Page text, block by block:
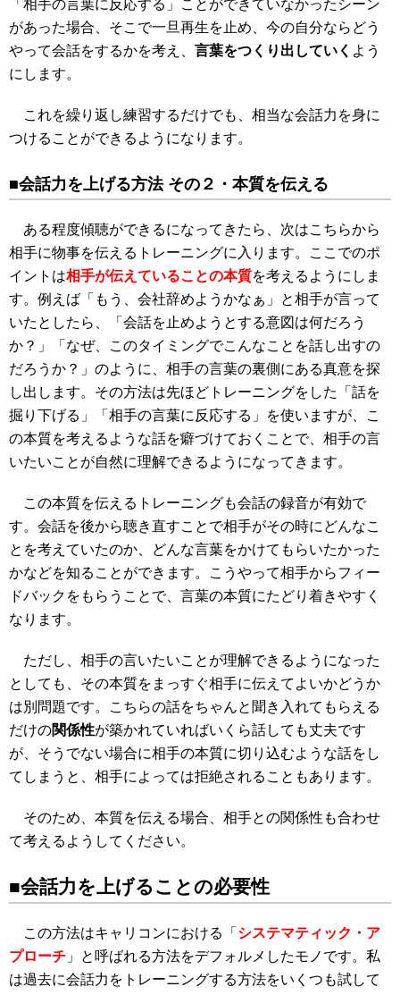
「相手の言葉に反応する」ことができていなかったシーン
があった場合、そこで一旦再生を止め、今の自分ならどう
やって会話をするかを考え、 言葉をつくり出していく よう
にします。
これを繰り返し練習するだけでも、相当な会話力を身に
つけることができるようになります。
■会話力を上げる方法 その２・本質を伝える
ある程度傾聴ができるになってきたら、次はこちらから
相手に物事を伝えるトレーニングに入ります。ここでのポ
イントは相手が伝えていることの本質を考えるようにしま
す。例えば「もう、会社辞めようかなぁ」と相手が言って
いたとしたら、「会話を止めようとする意図は何だろう
か？」「なぜ、このタイミングでこんなことを話し出すの
だろうか？」のように、相手の言葉の裏側にある真意を探
し出します。その方法は先ほどトレーニングをした「話を
掘り下げる」「相手の言葉に反応する」を使いますが、こ
の本質を考えるような話を癖づけておくことで、相手の言
いたいことが自然に理解できるようになってきます。
この本質を伝えるトレーニングも会話の録音が有効で
す。会話を後から聴き直すことで相手がその時にどんなこ
とを考えていたのか、どんな言葉をかけてもらいたかった
かなどを知ることができます。こうやって相手からフィー
ドバックをもらうことで、言葉の本質にたどり着きやすく
なります。
ただし、相手の言いたいことが理解できるようになった
としても、その本質をまっすぐ相手に伝えてよいかどうか
は別問題です。こちらの話をちゃんと聞き入れてもらえる
だけの関係性が築かれていればいくら話しても丈夫です
が、そうでない場合に相手の本質に切り込むような話をし
てしまうと、相手によっては拒絶されることもあります。
そのため、本質を伝える場合、相手との関係性も合わせ
て考えるようしてください。
■会話力を上げることの必要性
この方法はキャリコンにおける「 システマティック・ア
プローチ 」と呼ばれる方法をデフォルメしたモノです。私
は過去に会話力をトレーニングする方法をいくつも試して